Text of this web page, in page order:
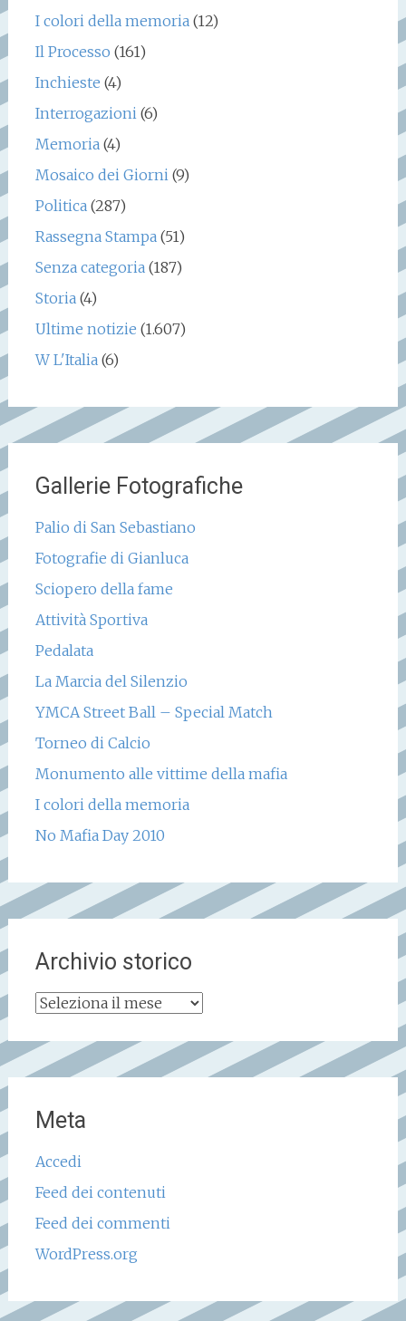
I colori della memoria (12)
Il Processo (161)
Inchieste (4)
Interrogazioni (6)
Memoria (4)
Mosaico dei Giorni (9)
Politica (287)
Rassegna Stampa (51)
Senza categoria (187)
Storia (4)
Ultime notizie (1.607)
W L'Italia (6)
Gallerie Fotografiche
Palio di San Sebastiano
Fotografie di Gianluca
Sciopero della fame
Attività Sportiva
Pedalata
La Marcia del Silenzio
YMCA Street Ball – Special Match
Torneo di Calcio
Monumento alle vittime della mafia
I colori della memoria
No Mafia Day 2010
Archivio storico
Archivio
Meta
Accedi
Feed dei contenuti
Feed dei commenti
WordPress.org